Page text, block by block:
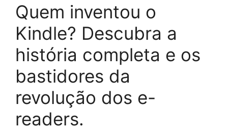
Quem inventou o
Kindle? Descubra a
história completa e os
bastidores da
revolução dos e-
readers.